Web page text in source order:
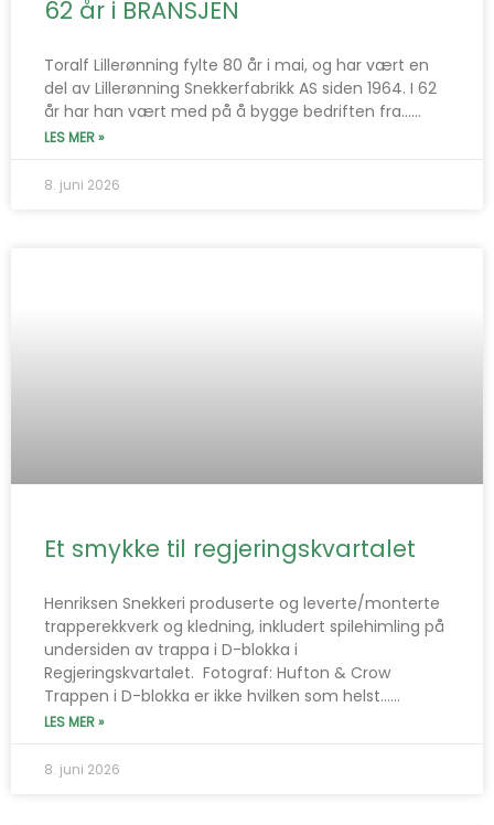
62 år i BRANSJEN
Toralf Lillerønning fylte 80 år i mai, og har vært en
del av Lillerønning Snekkerfabrikk AS siden 1964. I 62
år har han vært med på å bygge bedriften fra…...
LES MER »
8. juni 2026
Et smykke til regjeringskvartalet
Henriksen Snekkeri produserte og leverte/monterte
trapperekkverk og kledning, inkludert spilehimling på
undersiden av trappa i D-blokka i
Regjeringskvartalet. Fotograf: Hufton & Crow
Trappen i D-blokka er ikke hvilken som helst…...
LES MER »
8. juni 2026